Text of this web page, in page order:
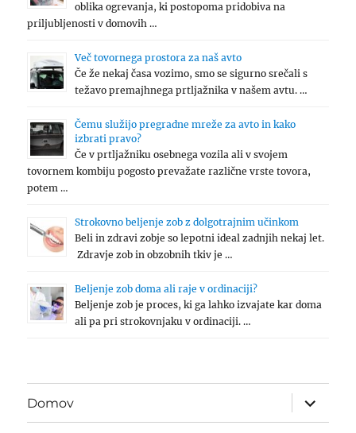
oblika ogrevanja, ki postopoma pridobiva na
priljubljenosti v domovih …
Več tovornega prostora za naš avto
Če že nekaj časa vozimo, smo se sigurno srečali s
težavo premajhnega prtljažnika v našem avtu. …
Čemu služijo pregradne mreže za avto in kako
izbrati pravo?
Če v prtljažniku osebnega vozila ali v svojem
tovornem kombiju pogosto prevažate različne vrste tovora,
potem …
Strokovno beljenje zob z dolgotrajnim učinkom
Beli in zdravi zobje so lepotni ideal zadnjih nekaj let.
Zdravje zob in obzobnih tkiv je …
Beljenje zob doma ali raje v ordinaciji?
Beljenje zob je proces, ki ga lahko izvajate kar doma
ali pa pri strokovnjaku v ordinaciji. …
Domov
expand
child
menu